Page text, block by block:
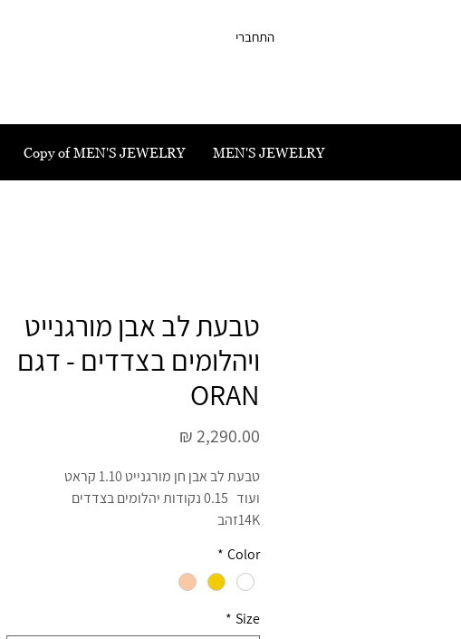
התחברי
Copy of MEN'S JEWELRY MEN'S JEWELRY
טבעת לב אבן מורגנייט
ויהלומים בצדדים - דגם
ORAN
טבעת לב אבן חן מורגנייט 1.10 קראט
ועוד 0.15 נקודות יהלומים בצדדים
14Kזהב
VS ניקיון
EX ליטוש
תעודת אחריות בכל קנייה
Color
*
Size
*